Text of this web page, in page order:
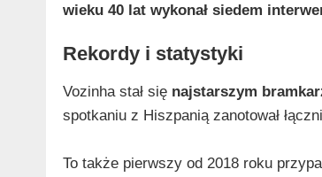
wieku 40 lat wykonał siedem
Rekordy i statystyki
Vozinha stał się najstarszym
spotkaniu z Hiszpanią zanotował
To także pierwszy od 2018 roku